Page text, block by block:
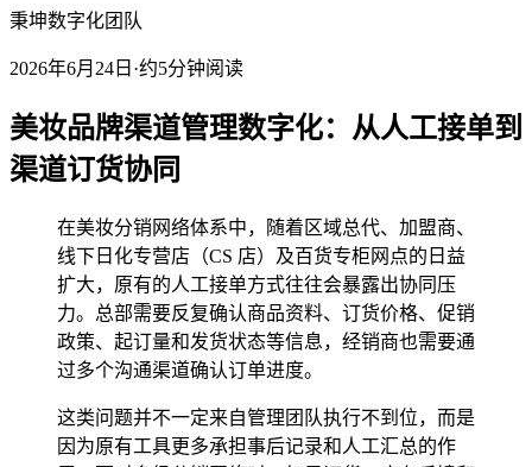
秉坤数字化团队
2026年6月24日 ·约5分钟阅读
美妆品牌渠道管理数字化：从人工接单到
渠道订货协同
在美妆分销网络体系中，随着区域总代、加盟商、
线下日化专营店（CS 店）及百货专柜网点的日益
扩大，原有的人工接单方式往往会暴露出协同压
力。总部需要反复确认商品资料、订货价格、促销
政策、起订量和发货状态等信息，经销商也需要通
过多个沟通渠道确认订单进度。
这类问题并不一定来自管理团队执行不到位，而是
因为原有工具更多承担事后记录和人工汇总的作